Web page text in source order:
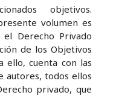
objetivos.
volumen es
Derecho Privado
de los Objetivos
ello, cuenta con las
autores, todos ellos
privado, que